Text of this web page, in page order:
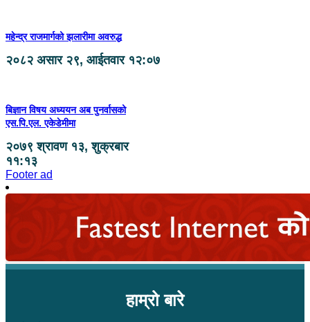
महेन्द्र राजमार्गको झलारीमा अवरुद्ध
२०८२ असार २९, आईतवार १२:०७
बिज्ञान विषय अध्ययन अब पुनर्वासको
एस.पि.एल. एकेडेमीमा
२०७९ श्रावण १३, शुक्रबार
११:१३
Footer ad
हाम्रो बारे